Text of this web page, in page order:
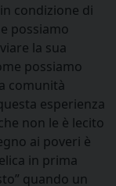
condizione di
possiamo
la sua
possiamo
comunità
esperienza
non le è lecito
ai poveri è
in prima
quando un